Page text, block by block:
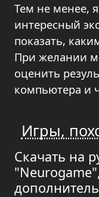
Тем не менее,
интересный
показать,
При желании
оценить
компьютера и
Игры,
Скачать на